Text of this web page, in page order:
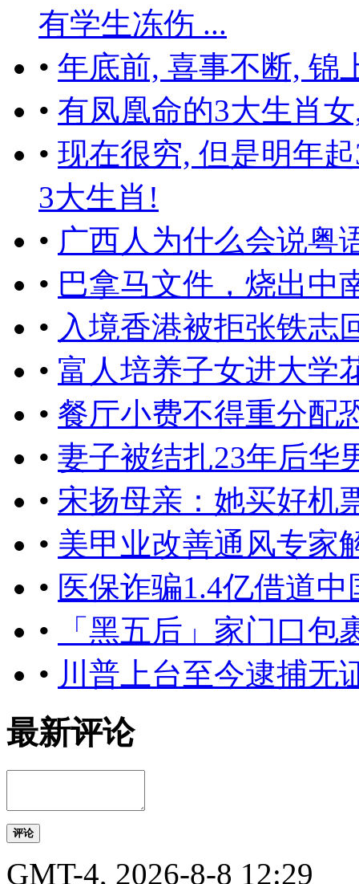
有学生冻伤 ...
• 年底前, 喜事不断, 锦
• 有凤凰命的3大生肖
• 现在很穷, 但是明年
3大生肖!
• 广西人为什么会说粤
• 巴拿马文件，烧出中
• 入境香港被拒张铁志
• 富人培养子女进大学
• 餐厅小费不得重分配
• 妻子被结扎23年后华
• 宋扬母亲：她买好机
• 美甲业改善通风专家
• 医保诈骗1.4亿借道中
•
「黑五后」家门口
• 川普上台至今逮捕无
最新评论
评论
GMT-4, 2026-8-8 12:29